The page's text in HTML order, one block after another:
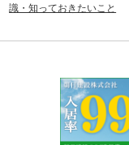
識・知っておきたいこと